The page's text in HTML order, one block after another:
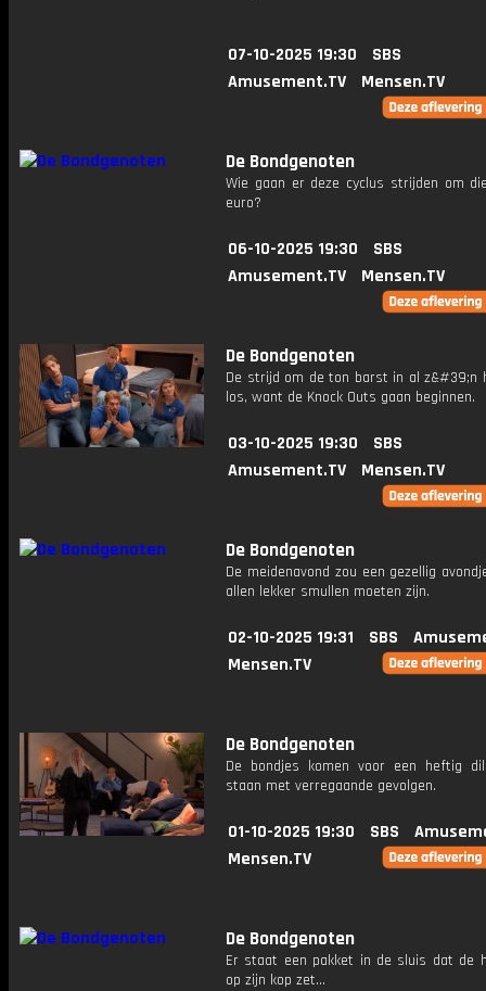
07-10-2025 19:30
SBS
Amusement.TV
Mensen.TV
De Bondgenoten
Wie gaan er deze cyclus strijden om
euro?
06-10-2025 19:30
SBS
Amusement.TV
Mensen.TV
De Bondgenoten
De strijd om de ton barst in al z&#39;n
los, want de Knock Outs gaan beginnen.
03-10-2025 19:30
SBS
Amusement.TV
Mensen.TV
De Bondgenoten
De meidenavond zou een gezellig
allen lekker smullen moeten zijn.
02-10-2025 19:31 SBS
Mensen.TV
De Bondgenoten
De bondjes komen voor een heftig
staan met verregaande gevolgen.
01-10-2025 19:30 SBS
Mensen.TV
De Bondgenoten
Er staat een pakket in de sluis dat de
op zijn kop zet...